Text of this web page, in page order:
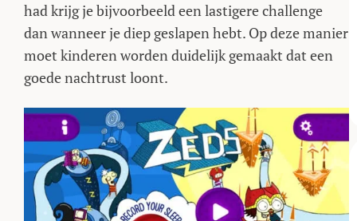
had krijg je bijvoorbeeld een lastigere challenge
dan wanneer je diep geslapen hebt. Op deze manier
moet kinderen worden duidelijk gemaakt dat een
goede nachtrust loont.